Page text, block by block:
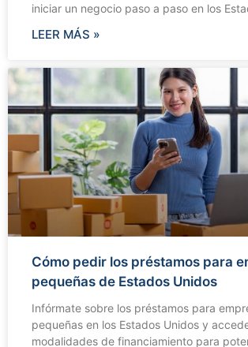
iniciar un negocio paso a paso en los
LEER MÁS »
Cómo pedir los préstamos para
pequeñas de Estados Unidos
Infórmate sobre los préstamos para
pequeñas en los Estados Unidos y
modalidades de financiamiento para